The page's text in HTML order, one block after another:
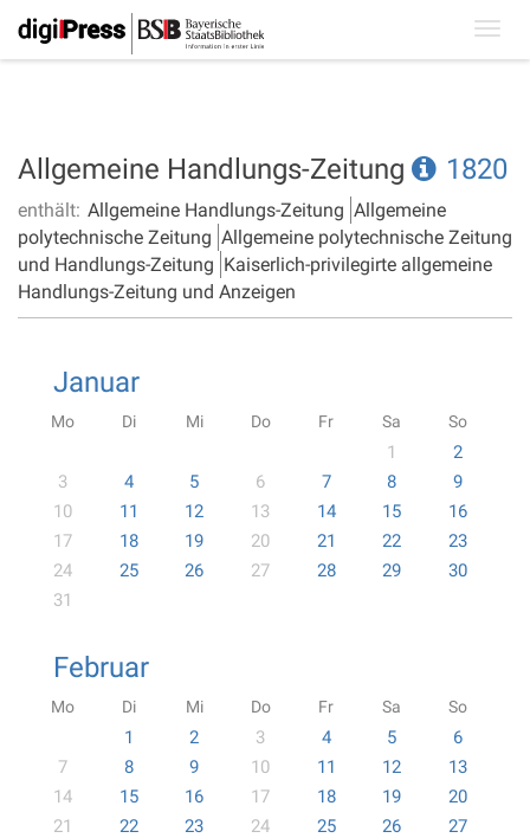
Allgemeine Handlungs-Zeitung 1820
enthält: Allgemeine Handlungs-Zeitung Allgemeine
polytechnische Zeitung Allgemeine polytechnische Zeitung
und Handlungs-Zeitung Kaiserlich-privilegirte allgemeine
Handlungs-Zeitung und Anzeigen
Januar
Mo Di Mi Do Fr Sa So
1
2
3
4 5 6 7 8
9
10
11 12 13 14 15
16
17
18 19 20 21 22
23
24
25 26 27 28 29
30
31
Februar
Mo Di Mi Do Fr Sa So
1 2 3 4 5
6
7
8 9 10 11 12
13
14
15 16 17 18 19
20
21
22 23 24 25 26
27